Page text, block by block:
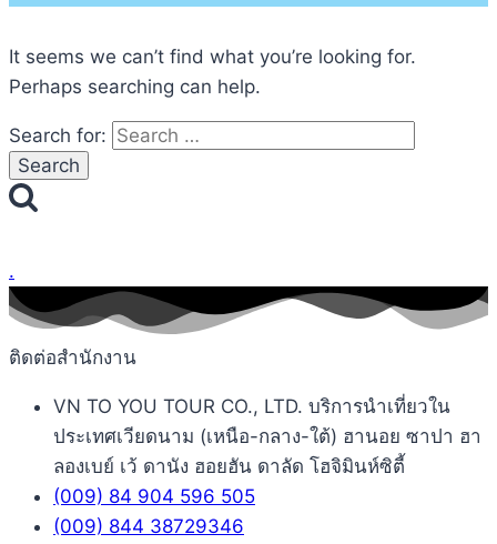
It seems we can’t find what you’re looking for.
Perhaps searching can help.
Search for:
.
ติดต่อสำนักงาน
VN TO YOU TOUR CO., LTD. บริการนำเที่ยวใน
ประเทศเวียดนาม (เหนือ-กลาง-ใต้) ฮานอย ซาปา ฮา
ลองเบย์ เว้ ดานัง ฮอยฮัน ดาลัด โฮจิมินห์ซิตี้
(009) 84 904 596 505
(009) 844 38729346